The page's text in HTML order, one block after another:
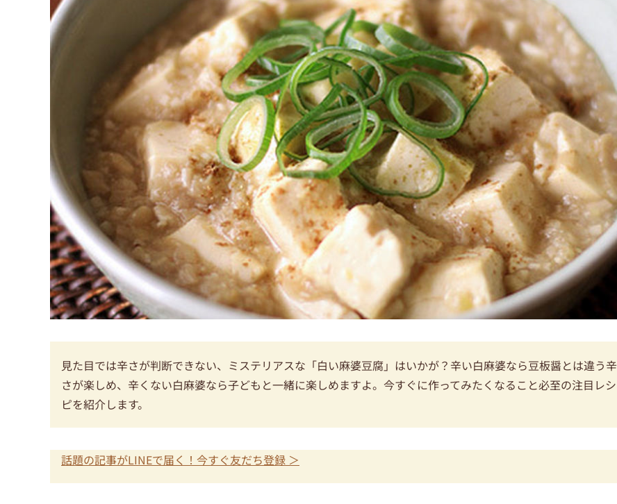
見た目では辛さが判断できない、ミステリアスな「白い麻婆豆腐」はいかが？辛い白麻婆なら豆板醤とは違う辛
さが楽しめ、辛くない白麻婆なら子どもと一緒に楽しめますよ。今すぐに作ってみたくなること必至の注目レシ
ピを紹介します。
話題の記事がLINEで届く！今すぐ友だち登録 ＞